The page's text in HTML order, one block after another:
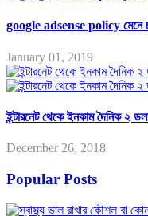
google adsense policy মেনে
January 01, 2019
ইন্টারনেট থেকে ইনকাম দৈনিক ২
December 26, 2018
Popular Posts